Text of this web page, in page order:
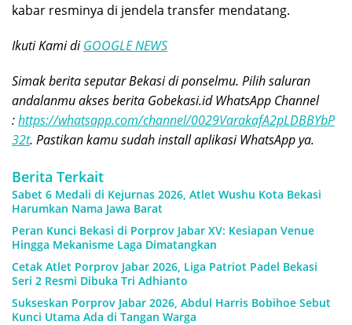
kabar resminya di jendela transfer mendatang.
Ikuti Kami diGOOGLE NEWS
Simak berita seputar Bekasi di ponselmu. Pilih saluran
andalanmu akses berita Gobekasi.id WhatsApp Channel
:https://whatsapp.com/channel/0029VarakafA2pLDBBYbP
32t. Pastikan kamu sudah install aplikasi WhatsApp ya.
Berita Terkait
Sabet 6 Medali di Kejurnas 2026, Atlet Wushu Kota Bekasi
Harumkan Nama Jawa Barat
Peran Kunci Bekasi di Porprov Jabar XV: Kesiapan Venue
Hingga Mekanisme Laga Dimatangkan
Cetak Atlet Porprov Jabar 2026, Liga Patriot Padel Bekasi
Seri 2 Resmi Dibuka Tri Adhianto
Sukseskan Porprov Jabar 2026, Abdul Harris Bobihoe Sebut
Kunci Utama Ada di Tangan Warga